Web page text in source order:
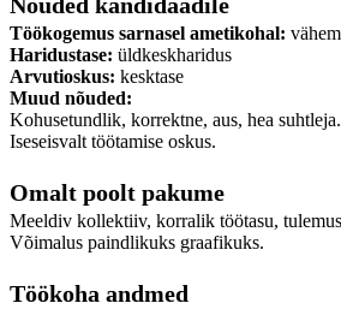
Töökogemus sarnasel ametikohal:
Haridustase: üldkeskharidus
Arvutioskus: kesktase
Muud nõuded:
Kohusetundlik, korrektne, aus, hea suhtleja.
Iseseisvalt töötamise oskus.
Omalt poolt pakume
Meeldiv kollektiiv, korralik töötasu,
Võimalus paindlikuks graafikuks.
Töökoha andmed